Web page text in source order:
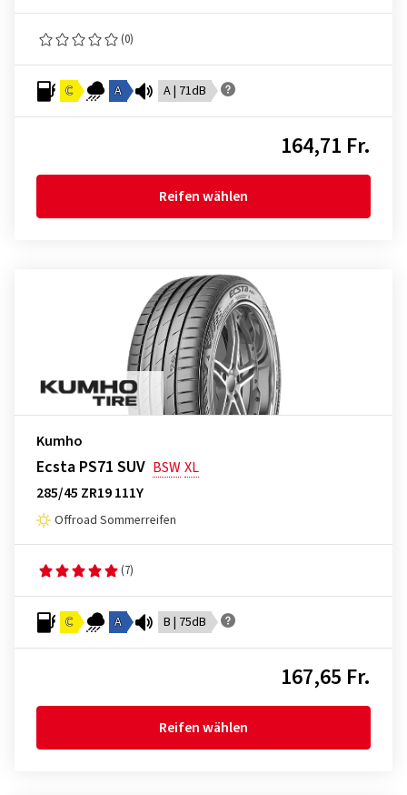
(0)
C A A | 71dB
164,71 Fr.
Reifen wählen
Kumho
Ecsta PS71 SUV BSWXL
285/45 ZR19 111Y
Offroad Sommerreifen
(7)
C A B | 75dB
167,65 Fr.
Reifen wählen